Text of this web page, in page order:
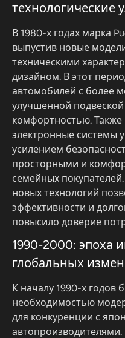
технологические
В 1980-х годах марка
выпустив новые
техническими
дизайном. В этот
автомобилей с более
улучшенной
комфортностью.
электронные системы
усилением
просторными и
семейных
новых технологий
эффективности и
повысило доверие
1990-2000: эпоха
глобальных
К началу 1990-х годов
необходимостью
для конкуренции с
автопроизводителями.